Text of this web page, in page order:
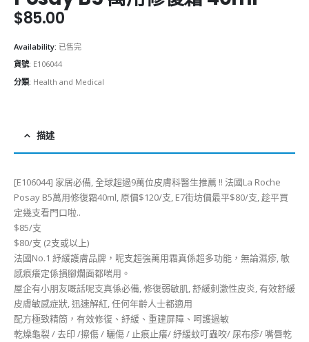
$85.00
Availability: 已售完
貨號: E106044
分類: Health and Medical
描述
[E106044] 家居必備, 全球超過9萬位皮膚科醫生推薦 !! 法國La Roche
Posay B5萬用修復霜40ml, 原價$120/支, E7街坊價最平$80/支, 趁平買
定幾支看門口啦..
$85/支
$80/支 (2支或以上)
法國No.1 紓緩護膚品牌，呢支超強萬用霜真係超多功能，無論濕疹, 敏
感痕癢定係損腳爛面都啱用。
屋企有小朋友嘅話呢支真係必備, 修復弱敏肌, 舒緩刺激性皮炎, 有效舒緩
皮膚敏感症狀, 迅速解紅, 任何年齡人士都適用
配方極致精簡，有效修復、紓緩、重建屏障、呵護過敏
乾燥龜裂 / 去印 /擦傷 / 曬傷 / 止痕止癢/ 紓緩蚊叮蟲咬/ 尿布疹/ 嘴唇乾